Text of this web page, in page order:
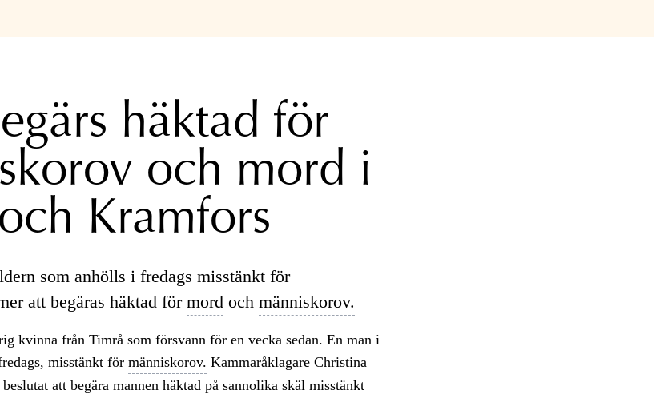
häktad för
och mord i
Kramfors
som anhölls i fredags misstänkt för
att begäras häktad för mord och människorov.
kvinna från Timrå som försvann för en vecka sedan. En man i
misstänkt för människorov. Kammaråklagare Christina
att begära mannen häktad på sannolika skäl misstänkt